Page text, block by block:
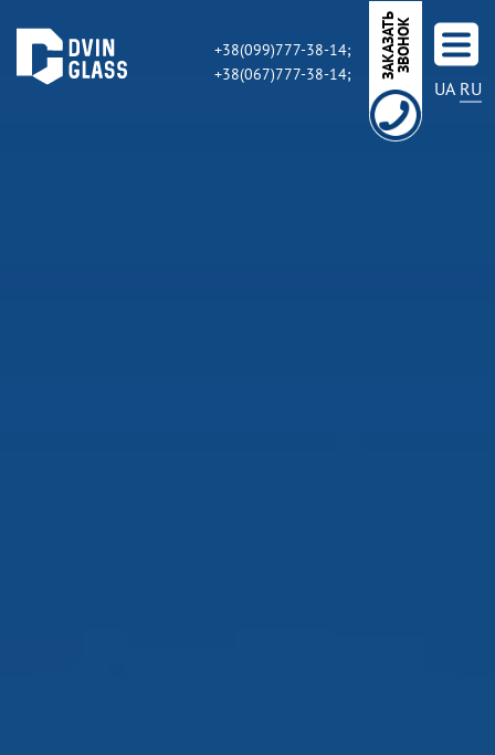
З
А
К
А
З
АТ
Ь
З
В
О
Н
ОК
+38(099)777-38-14;
+38(067)777-38-14;
UA RU